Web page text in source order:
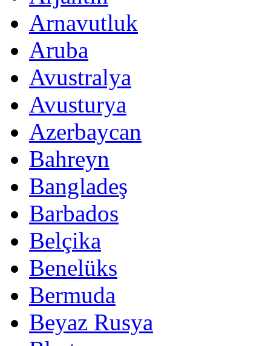
Arnavutluk
Aruba
Avustralya
Avusturya
Azerbaycan
Bahreyn
Bangladeş
Barbados
Belçika
Benelüks
Bermuda
Beyaz Rusya